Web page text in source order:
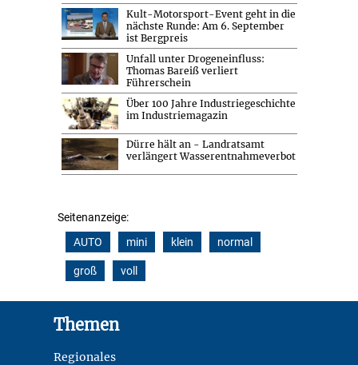
Kult-Motorsport-Event geht in die
nächste Runde: Am 6. September
ist Bergpreis
Unfall unter Drogeneinfluss:
Thomas Bareiß verliert
Führerschein
Über 100 Jahre Industriegeschichte
im Industriemagazin
Dürre hält an - Landratsamt
verlängert Wasserentnahmeverbot
Seitenanzeige:
AUTO
mini klein normal
groß voll
Themen
Regionales